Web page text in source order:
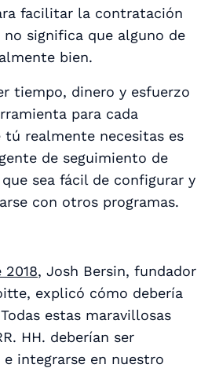
facilitar la contratación
significa que alguno de
bien.
tiempo, dinero y esfuerzo
para cada
tú realmente necesitas es
de seguimiento de
sea fácil de configurar y
con otros programas.
, Josh Bersin, fundador
explicó cómo debería
estas maravillosas
HH. deberían ser
integrarse en nuestro